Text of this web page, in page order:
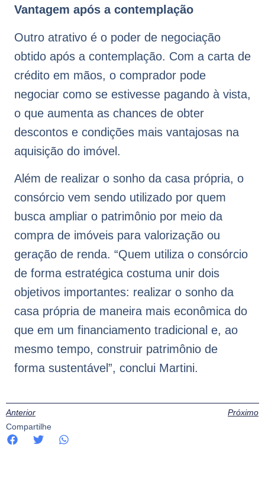
Vantagem após a contemplação
Outro atrativo é o poder de negociação
obtido após a contemplação. Com a carta de
crédito em mãos, o comprador pode
negociar como se estivesse pagando à vista,
o que aumenta as chances de obter
descontos e condições mais vantajosas na
aquisição do imóvel.
Além de realizar o sonho da casa própria, o
consórcio vem sendo utilizado por quem
busca ampliar o patrimônio por meio da
compra de imóveis para valorização ou
geração de renda. “Quem utiliza o consórcio
de forma estratégica costuma unir dois
objetivos importantes: realizar o sonho da
casa própria de maneira mais econômica do
que em um financiamento tradicional e, ao
mesmo tempo, construir patrimônio de
forma sustentável”, conclui Martini.
Anterior
Próximo
Compartilhe